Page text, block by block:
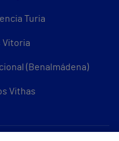
Turia
Vitoria
(Benalmádena)
Vithas